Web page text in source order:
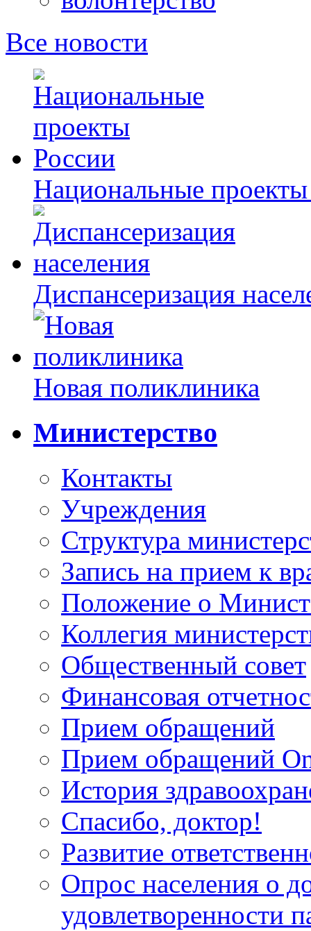
Все новости
Национальные
Диспансеризация
Новая поликлиника
Министерство
Контакты
Учреждения
Структура
Запись на прием к
Положение о
Коллегия
Общественный совет
Финансовая
Прием обращений
Прием обращений
История
Спасибо, доктор!
Развитие
Опрос населения о
удовлетворенности